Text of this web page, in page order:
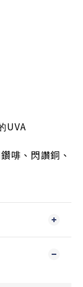
UVA
啡、閃讚銅、